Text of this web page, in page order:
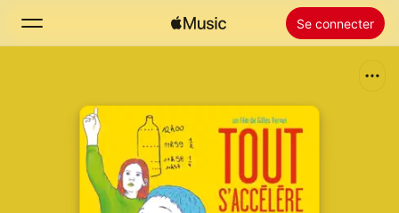
Se connecter
Accueil
Nouveautés
Installer Apple Music